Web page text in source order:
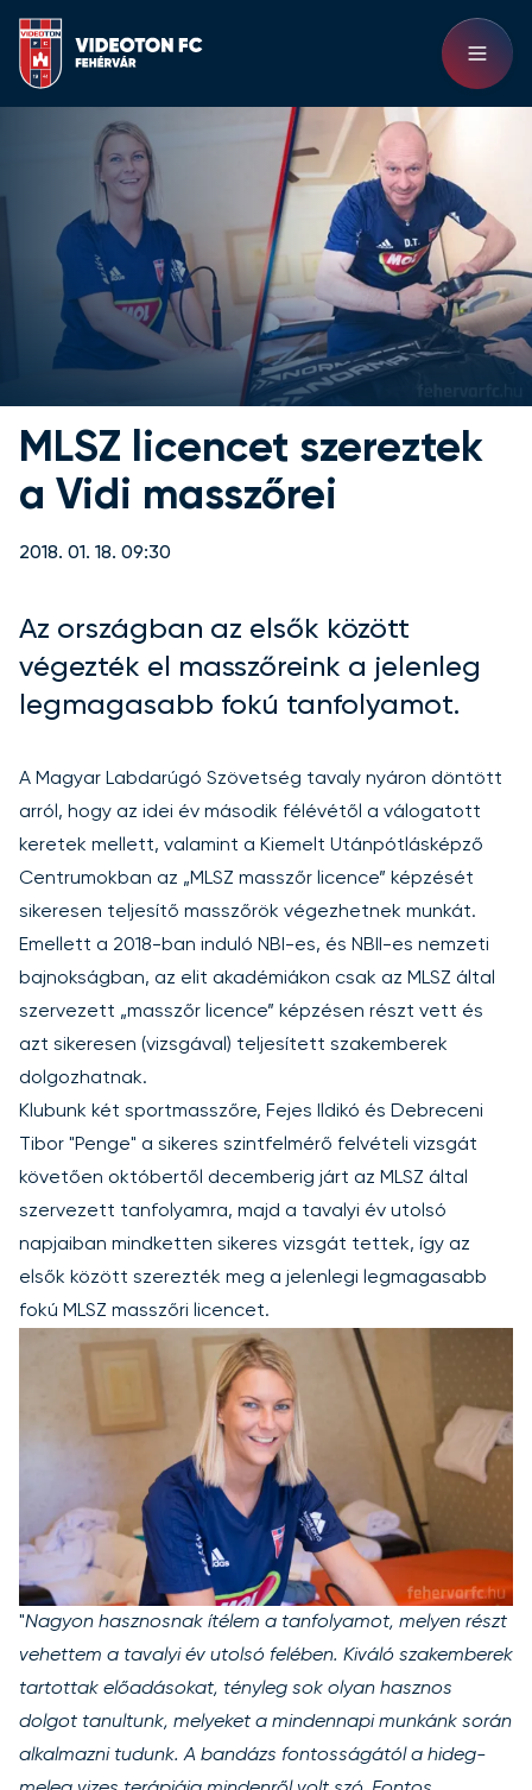
MLSZ licencet szereztek
a Vidi masszőrei
2018. 01. 18. 09:30
Az országban az elsők között
végezték el masszőreink a jelenleg
legmagasabb fokú tanfolyamot.
A Magyar Labdarúgó Szövetség tavaly nyáron döntött
arról, hogy az idei év második félévétől a válogatott
keretek mellett, valamint a Kiemelt Utánpótlásképző
Centrumokban az „MLSZ masszőr licence” képzését
sikeresen teljesítő masszőrök végezhetnek munkát.
Emellett a 2018-ban induló NBI-es, és NBII-es nemzeti
bajnokságban, az elit akadémiákon csak az MLSZ által
szervezett „masszőr licence” képzésen részt vett és
azt sikeresen (vizsgával) teljesített szakemberek
dolgozhatnak.
Klubunk két sportmasszőre, Fejes Ildikó és Debreceni
Tibor "Penge" a sikeres szintfelmérő felvételi vizsgát
követően októbertől decemberig járt az MLSZ által
szervezett tanfolyamra, majd a tavalyi év utolsó
napjaiban mindketten sikeres vizsgát tettek, így az
elsők között szerezték meg a jelenlegi legmagasabb
fokú MLSZ masszőri licencet.
"Nagyon hasznosnak ítélem a tanfolyamot, melyen részt
vehettem a tavalyi év utolsó felében. Kiváló szakemberek
tartottak előadásokat, tényleg sok olyan hasznos
dolgot tanultunk, melyeket a mindennapi munkánk során
alkalmazni tudunk. A bandázs fontosságától a hideg-